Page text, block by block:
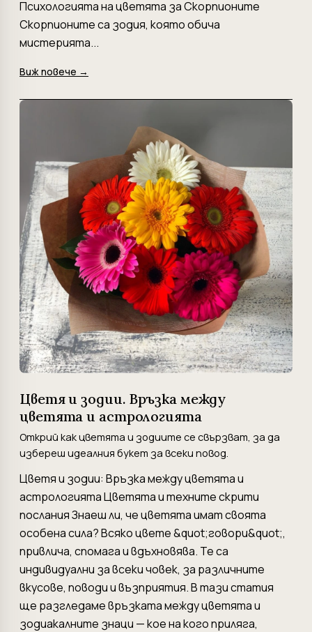
Психологията на цветята за Скорпионите
Скорпионите са зодия, която обича
мистерията...
Виж повече →
Цветя и зодии. Връзка между
цветята и астрологията
Открий как цветята и зодиите се свързват, за да
избереш идеалния букет за всеки повод.
Цветя и зодии: Връзка между цветята и
астрологията Цветята и техните скрити
послания Знаеш ли, че цветята имат своята
особена сила? Всяко цвете &quot;говори&quot;,
привлича, спомага и вдъхновява. Те са
индивидуални за всеки човек, за различните
вкусове, поводи и възприятия. В тази статия
ще разгледаме връзката между цветята и
зодиакалните знаци — кое на кого приляга,